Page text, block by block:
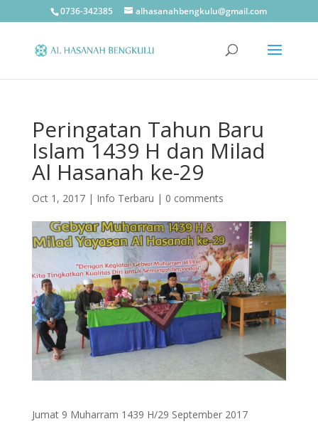
0736-342385 alhasanahbengkulu@gmail.com
Peringatan Tahun Baru
Islam 1439 H dan Milad
Al Hasanah ke-29
Oct 1, 2017| Info Terbaru | 0 comments
Jumat 9 Muharram 1439 H/29 September 2017